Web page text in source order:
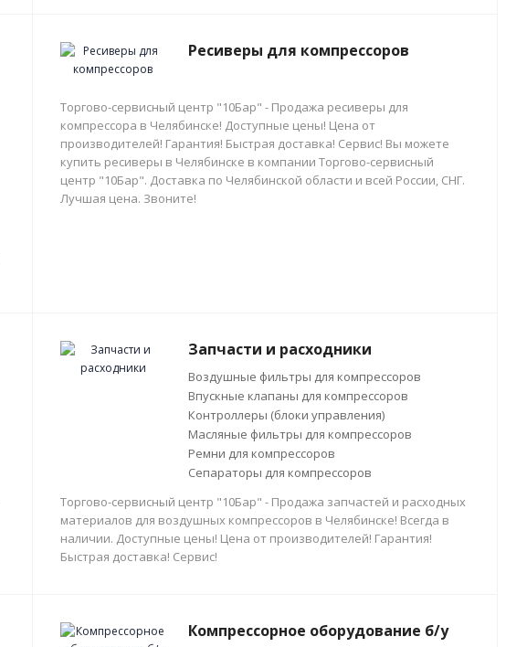
Ресиверы для компрессоров
Торгово-сервисный центр "10Бар" - Продажа ресиверы для
компрессора в Челябинске! Доступные цены! Цена от
производителей! Гарантия! Быстрая доставка! Сервис! Вы можете
купить ресиверы в Челябинске в компании Торгово-сервисный
центр "10Бар". Доставка по Челябинской области и всей России, СНГ.
Лучшая цена. Звоните!
Запчасти и расходники
Воздушные фильтры для компрессоров
Впускные клапаны для компрессоров
Контроллеры (блоки управления)
Масляные фильтры для компрессоров
Ремни для компрессоров
Сепараторы для компрессоров
Торгово-сервисный центр "10Бар" - Продажа запчастей и расходных
материалов для воздушных компрессоров в Челябинске! Всегда в
наличии. Доступные цены! Цена от производителей! Гарантия!
Быстрая доставка! Сервис!
Компрессорное оборудование б/у